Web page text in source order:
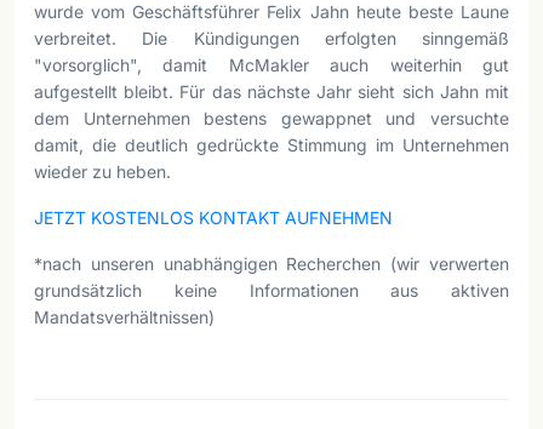
wurde vom Geschäftsführer Felix Jahn heute beste Laune
verbreitet. Die Kündigungen erfolgten sinngemäß
"vorsorglich", damit McMakler auch weiterhin gut
aufgestellt bleibt. Für das nächste Jahr sieht sich Jahn mit
dem Unternehmen bestens gewappnet und versuchte
damit, die deutlich gedrückte Stimmung im Unternehmen
wieder zu heben.
JETZT KOSTENLOS KONTAKT AUFNEHMEN
*nach unseren unabhängigen Recherchen (wir verwerten
grundsätzlich keine Informationen aus aktiven
Mandatsverhältnissen)